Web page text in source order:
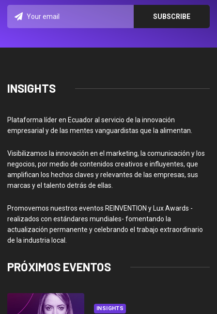
INSIGHTS
Plataforma líder en Ecuador al servicio de la innovación
empresarial y de las mentes vanguardistas que la alimentan.
Visibilizamos la innovación en el marketing, la comunicación y los
negocios, por medio de contenidos creativos e influyentes, que
amplifican los hechos claves y relevantes de las empresas, sus
marcas y el talento detrás de ellas.
Promovemos nuestros eventos REINVENTION y Lux Awards -
realizados con estándares mundiales- fomentando la
actualización permanente y celebrando el trabajo extraordinario
de la industria local.
PRÓXIMOS EVENTOS
INSIGHTS